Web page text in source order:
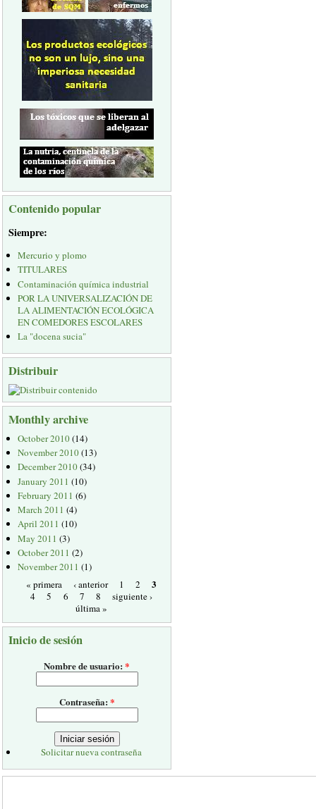
Contenido popular
Siempre:
Mercurio y plomo
TITULARES
Contaminación química industrial
POR LA UNIVERSALIZACIÓN DE
LA ALIMENTACIÓN ECOLÓGICA
EN COMEDORES ESCOLARES
La "docena sucia"
Distribuir
Monthly archive
October 2010(14)
November 2010(13)
December 2010(34)
January 2011 (10)
February 2011 (6)
March 2011 (4)
April 2011 (10)
May 2011 (3)
October 2011 (2)
November 2011 (1)
« primera
‹ anterior 1 2 3
4 5 6 7 8
siguiente ›
última »
Inicio de sesión
Nombre de usuario:*
Contraseña:*
Solicitar nueva contraseña